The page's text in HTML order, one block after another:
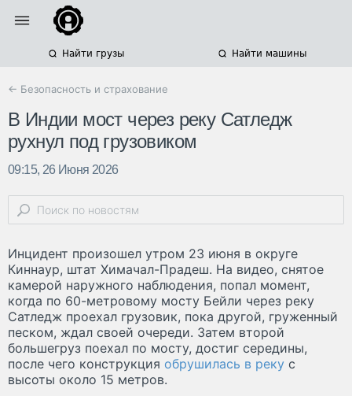
Найти грузы Найти машины
← Безопасность и страхование
В Индии мост через реку Сатледж
рухнул под грузовиком
09:15, 26 Июня 2026
Инцидент произошел утром 23 июня в округе
Киннаур, штат Химачал-Прадеш. На видео, снятое
камерой наружного наблюдения, попал момент,
когда по 60-метровому мосту Бейли через реку
Сатледж проехал грузовик, пока другой, груженный
песком, ждал своей очереди. Затем второй
большегруз поехал по мосту, достиг середины,
после чего конструкция обрушилась в реку с
высоты около 15 метров.